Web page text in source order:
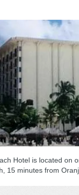
Hotel is located on
15 minutes from